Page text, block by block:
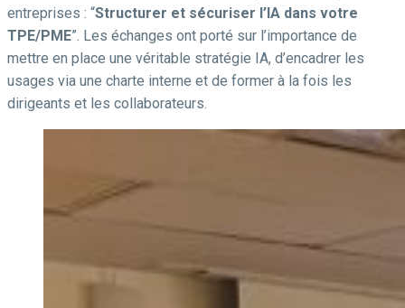
entreprises : “Structurer et sécuriser l’IA dans votre
TPE/PME”. Les échanges ont porté sur l’importance de
mettre en place une véritable stratégie IA, d’encadrer les
usages via une charte interne et de former à la fois les
dirigeants et les collaborateurs.